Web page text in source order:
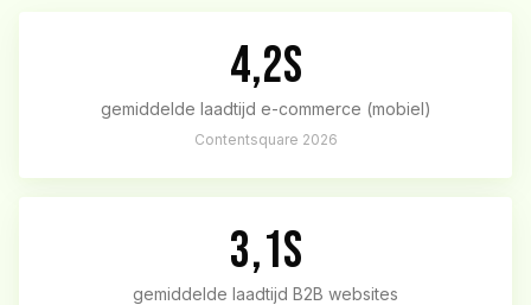
4,2s
gemiddelde laadtijd e-commerce (mobiel)
Contentsquare 2026
3,1s
gemiddelde laadtijd B2B websites